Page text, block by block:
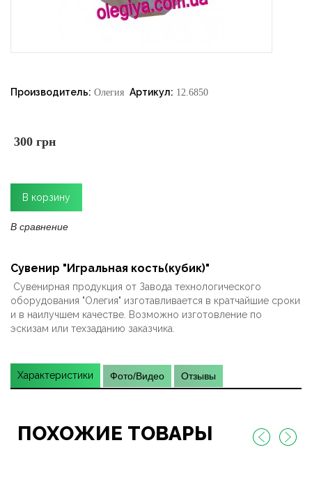
Производитель: Олегия
300 грн
В сравнение
Артикул: 12.6850
Сувенир "Игральная кость(кубик)"
Сувенирная продукция от Завода технологического
оборудования "Олегия" изготавливается в кратчайшие сроки
и в наилучшем качестве. Возможно изготовление по
эскизам или техзаданию заказчика.
Характеристики Фото/Видео Отзывы
ПОХОЖИЕ ТОВАРЫ